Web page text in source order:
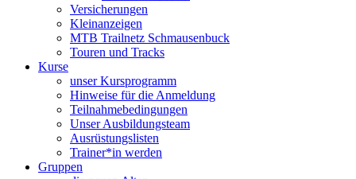
Versicherungen
Kleinanzeigen
MTB Trailnetz Schmausenbuck
Touren und Tracks
Kurse
unser Kursprogramm
Hinweise für die Anmeldung
Teilnahmebedingungen
Unser Ausbildungsteam
Ausrüstungslisten
Trainer*in werden
Gruppen